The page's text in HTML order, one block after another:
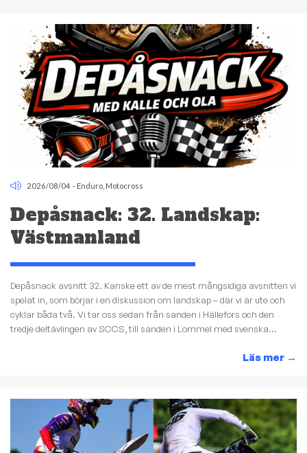
2026/08/04 - Enduro Motocross
Depåsnack: 32. Landskap:
Västmanland
Depåsnack avsnitt 32. Kanske ett av de mest mångsidiga avsnitten vi
spelat in, som börjar i en diskussion om landskap – där vi är ute och
cyklar båda två. Vi tar oss sedan från sanden i Hällefors och den
tredje deltävlingen av SCCS, till sanden i Lommel med svenska...
Läs mer →